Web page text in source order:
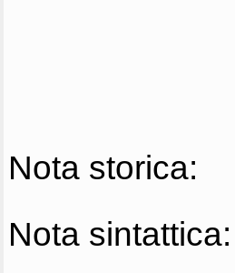
Nota storica:
Nota sintattica: